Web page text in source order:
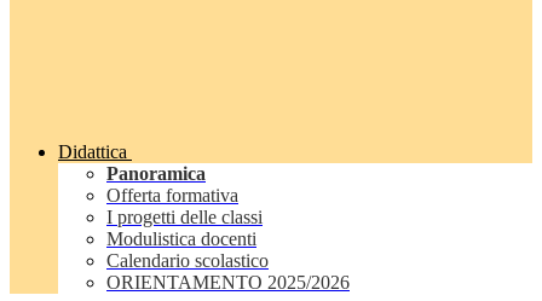
Didattica
Panoramica
Offerta formativa
I progetti delle classi
Modulistica docenti
Calendario scolastico
ORIENTAMENTO 2025/2026